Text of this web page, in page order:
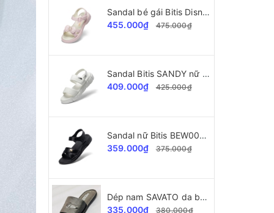
Sandal bé gái Bitis Disney gấu Pooh BEG006997
455.000₫
475.000₫
Sandal Bitis SANDY nữ BEW004600
409.000₫
425.000₫
Sandal nữ Bitis BEW004400 SANDY Collection
359.000₫
375.000₫
Dép nam SAVATO da bò SVT34 dập vân cá sấu
335.000₫
380.000₫